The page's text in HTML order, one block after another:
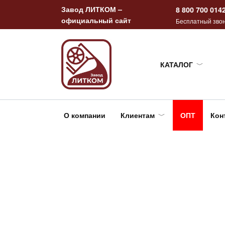
содержанию
Завод ЛИТКОМ –
официальный сайт
8 800 700
Бесплатный
КАТАЛОГ
О компании Клиентам ОПТ